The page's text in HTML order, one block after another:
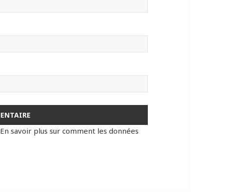
En savoir plus sur comment les données